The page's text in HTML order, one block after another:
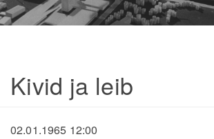
Kivid ja leib
02.01.1965 12:00